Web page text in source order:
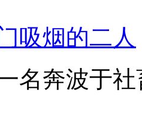
吸烟的二人
名奔波于社